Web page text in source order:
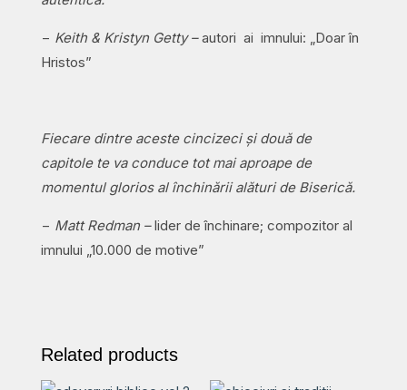
− Keith & Kristyn Getty –autori ai imnului: „Doar în
Hristos”
Fiecare dintre aceste cincizeci și două de
capitole te va conduce tot mai aproape de
momentul glorios al închinării alături de Biserică.
− Matt Redman –lider de închinare; compozitor al
imnului „10.000 de motive”
Related products